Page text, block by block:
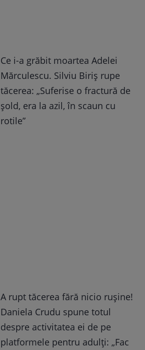
Ce i-a grăbit moartea Adelei
Mărculescu. Silviu Biriș rupe
tăcerea: „Suferise o fractură de
șold, era la azil, în scaun cu
rotile”
A rupt tăcerea fără nicio rușine!
Daniela Crudu spune totul
despre activitatea ei de pe
platformele pentru adulți: „Fac